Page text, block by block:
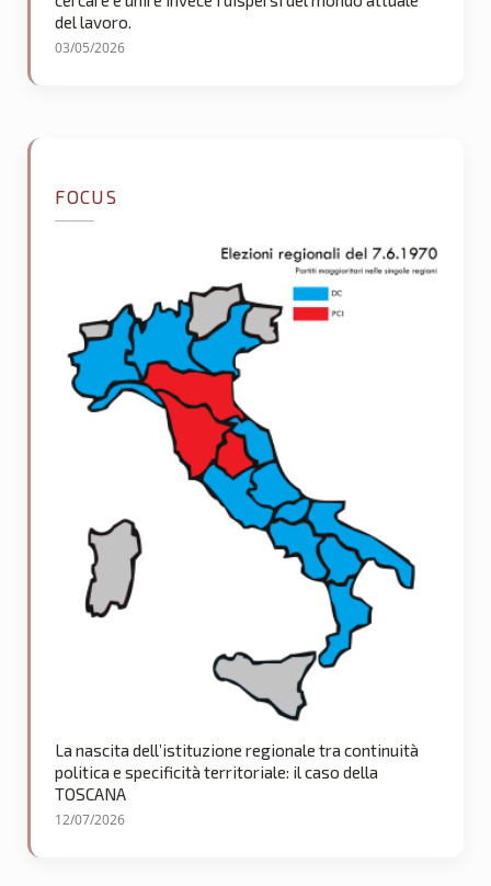
del lavoro.
03/05/2026
FOCUS
La nascita dell’istituzione regionale tra continuità
politica e specificità territoriale: il caso della
TOSCANA
12/07/2026